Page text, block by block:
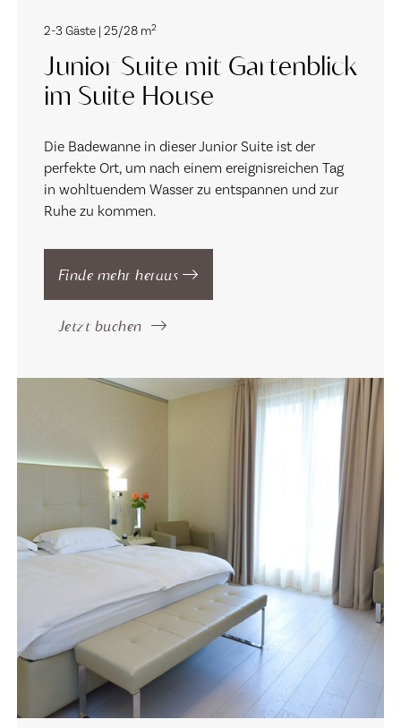
2-3 Gäste | 25/28 m2
Junior Suite mit Gartenblick
im Suite House
Die Badewanne in dieser Junior Suite ist der
perfekte Ort, um nach einem ereignisreichen Tag
in wohltuendem Wasser zu entspannen und zur
Ruhe zu kommen.
Finde mehr heraus
Jetzt buchen